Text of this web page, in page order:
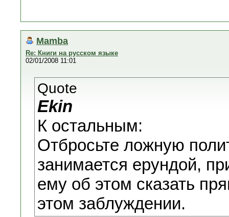
Mamba
Re: Книги на русском языке
02/01/2008 11:01
Quote
Ekin
К остальным:
Отбросьте ложную
занимается ерундой,
ему об этом сказать
этом заблуждении.